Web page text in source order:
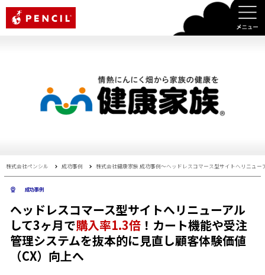
株式会社ペンシル 成功事例 株式会社健康家族 成功事例〜ヘッドレスコマース型サイトへリニュ
成功事例
ヘッドレスコマース型サイトへリニューアル
して3ヶ月で購入率1.3倍！カート機能や受注
管理システムを抜本的に見直し顧客体験価値
（CX）向上へ